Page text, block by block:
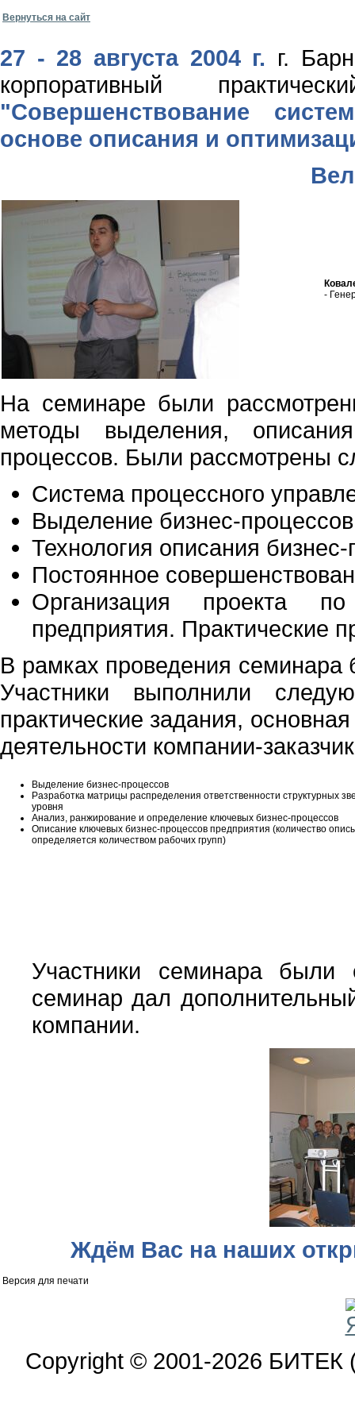
Вернуться на сайт
27 - 28 августа 2004 г. г.
корпоративный
"Совершенствование
основе описания и
-
На семинаре были
методы выделения,
процессов. Были рассмотрены
Система процессного
Выделение бизнес-процессов
Технология описания
Постоянное
Организация проекта по
предприятия. Практические
В рамках проведения семинара
Участники выполнили
практические задания,
деятельности компании-
Выделение бизнес-процессов
Разработка матрицы распределения ответственности структурных
уровня
Анализ, ранжирование и определение ключевых бизнес-процессов
Описание ключевых бизнес-процессов предприятия (количество
определяется количеством рабочих групп)
Участники семинара
семинар дал
компании.
Ждём Вас на наших
Версия для печати
Copyright © 2001-2026 БИТЕК